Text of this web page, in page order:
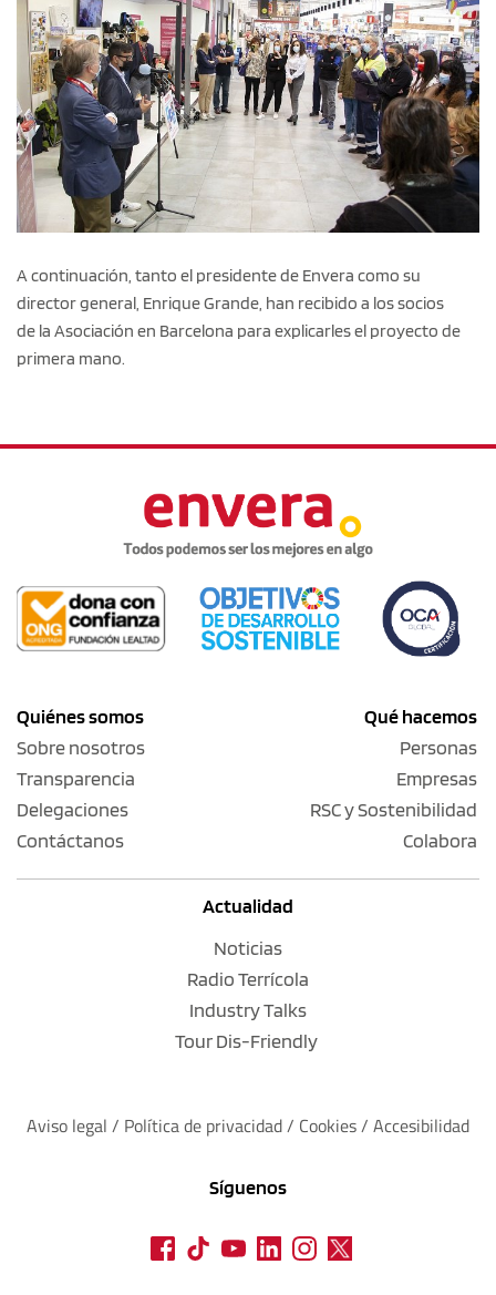
A continuación, tanto el presidente de Envera como su
director general, Enrique Grande, han recibido a los socios
de la Asociación en Barcelona para explicarles el proyecto de
primera mano.
Quiénes somos
Sobre nosotros
Transparencia
Delegaciones
Contáctanos
Qué hacemos
Personas
Empresas
RSC y Sostenibilidad
Colabora
Actualidad
Noticias
Radio Terrícola
Industry Talks
Tour Dis-Friendly
Aviso legal / Política de privacidad / Cookies / Accesibilidad
Síguenos